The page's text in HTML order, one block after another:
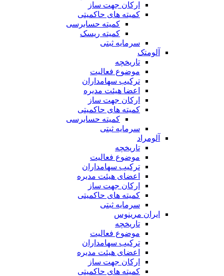
ارکان جهت ساز
کمیته های حاکمیتی
کمیته حسابرسی
کمیته ریسک
سرمایه ثبتی
آلومتک
تاریخچه
موضوع فعالیت
ترکیب سهامداران
اعضا هیئت مدیره
ارکان جهت ساز
کمیته های حاکمیتی
کمیته حسابرسی
سرمایه ثبتی
آلومراد
تاریخچه
موضوع فعالیت
ترکیب سهامداران
اعضای هیئت مدیره
ارکان جهت ساز
کمیته های حاکمیتی
سرمایه ثبتی
ایران مرینوس
تاریخچه
موضوع فعالیت
ترکیب سهامداران
اعضای هیئت مدیره
ارکان جهت ساز
کمیته های حاکمیتی